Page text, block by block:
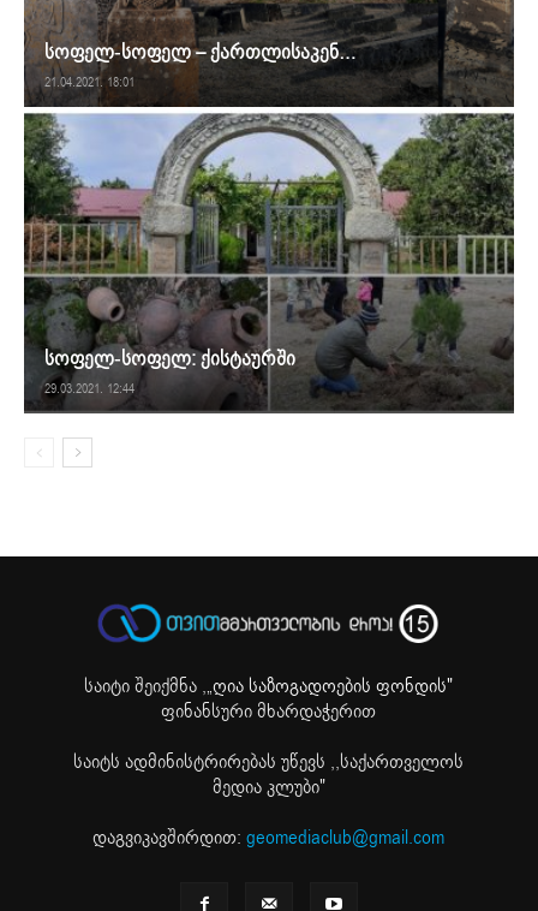
სოფელ-სოფელ – ქართლისაკენ…
21.04.2021. 18:01
სოფელ-სოფელ: ქისტაურში
29.03.2021. 12:44
საიტი შეიქმნა ,„ღია საზოგადოების ფონდის"
ფინანსური მხარდაჭერით
საიტს ადმინისტრირებას უწევს ,,საქართველოს
მედია კლუბი"
დაგვიკავშირდით:geomediaclub@gmail.com